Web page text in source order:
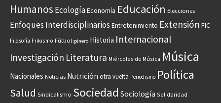
Humanos EcologíaEconomía Educación Elecciones
Enfoques Interdisciplinarios Entretenimiento Extensión FIC
Filosofía Frikismo Fútbol género Historia Internacional
Investigación Literatura Miércoles de Música Música
Nacionales Noticias Nutrición otra vuelta Periodismo Política
Salud Sindicalismo Sociedad Sociología Solidaridad